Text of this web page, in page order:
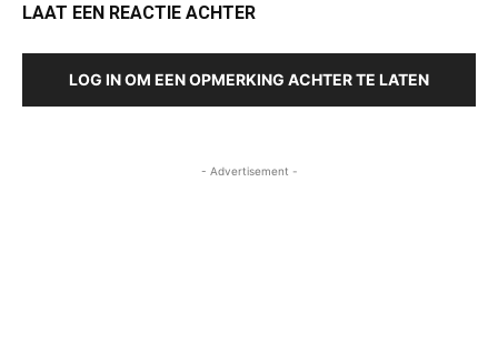
LAAT EEN REACTIE ACHTER
LOG IN OM EEN OPMERKING ACHTER TE LATEN
- Advertisement -